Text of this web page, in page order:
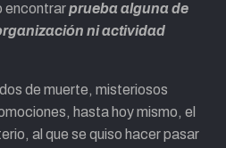
encontrarprueba alguna de
ni actividad
de muerte, misteriosos
hasta hoy mismo, el
al que se quiso hacer pasar